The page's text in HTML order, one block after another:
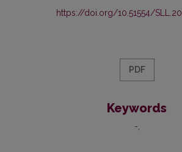
https://doi.org/10.51554/
PDF
Keywords
-